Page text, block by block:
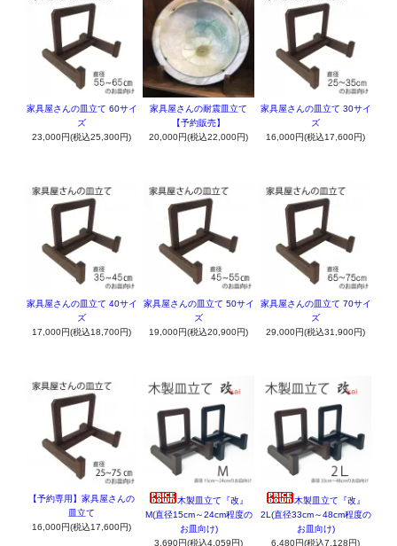
家具屋さんの皿立て 60サイ
ズ
23,000円(税込25,300円)
家具屋さんの耐震皿立て
【予約販売】
20,000円(税込22,000円)
家具屋さんの皿立て 30サイ
ズ
16,000円(税込17,600円)
家具屋さんの皿立て 40サイ
ズ
17,000円(税込18,700円)
家具屋さんの皿立て 50サイ
ズ
19,000円(税込20,900円)
家具屋さんの皿立て 70サイ
ズ
29,000円(税込31,900円)
【予約専用】家具屋さんの
皿立て
16,000円(税込17,600円)
木製皿立て『改』
M(直径15cm～24cm程度の
お皿向け)
3,690円(税込4,059円)
木製皿立て『改』
2L(直径33cm～48cm程度の
お皿向け)
6,480円(税込7,128円)